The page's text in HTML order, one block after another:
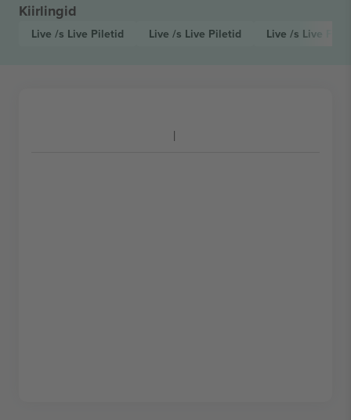
Kiirlingid
Live /s Live Piletid Live /s Live Piletid Live /s Live